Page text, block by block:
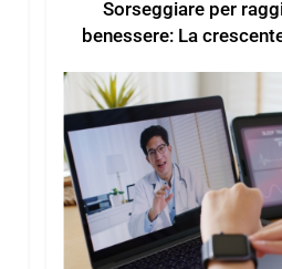
Sorseggiare per
benessere: La